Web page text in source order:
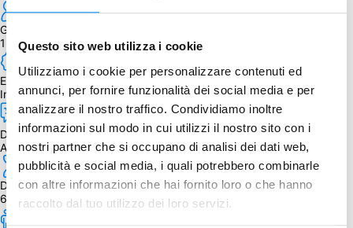
Questo sito web utilizza i cookie
Utilizziamo i cookie per personalizzare contenuti ed
annunci, per fornire funzionalità dei social media e per
analizzare il nostro traffico. Condividiamo inoltre
informazioni sul modo in cui utilizzi il nostro sito con i
nostri partner che si occupano di analisi dei dati web,
pubblicità e social media, i quali potrebbero combinarle
con altre informazioni che hai fornito loro o che hanno
raccolto dal tuo utilizzo dei loro servizi.
Giocatori
1 - 4
Edizione
Inglese
Dipendenza dalla lingua
Alta
Durata
60 - 2400 min.